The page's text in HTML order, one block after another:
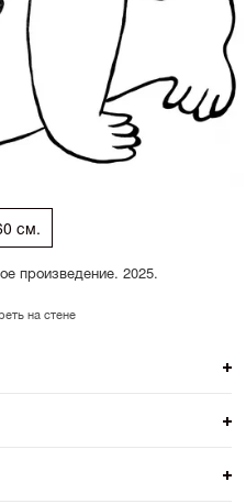
см.
произведение. 2025.
на стене
мы
Для товаров
не
можете выбрать и
На сайте доступен